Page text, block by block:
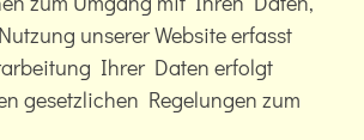
unserer Website erfasst
Ihrer Daten erfolgt
gesetzlichen Regelungen zum